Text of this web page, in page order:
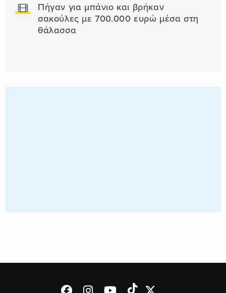
Πήγαν για μπάνιο και βρήκαν
σακούλες με 700.000 ευρώ μέσα στη
θάλασσα